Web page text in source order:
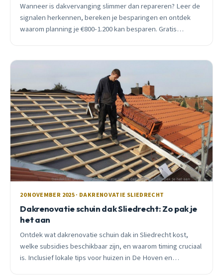
Wanneer is dakvervanging slimmer dan repareren? Leer de
signalen herkennen, bereken je besparingen en ontdek
waarom planning je €800-1.200 kan besparen. Gratis
20 NOVEMBER 2025 · DAKRENOVATIE SLIEDRECHT
Dakrenovatie schuin dak Sliedrecht: Zo pak je
het aan
Ontdek wat dakrenovatie schuin dak in Sliedrecht kost,
welke subsidies beschikbaar zijn, en waarom timing cruciaal
is. Inclusief lokale tips voor huizen in De Hoven en